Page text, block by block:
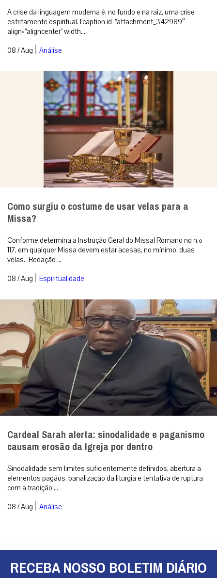
A crise da linguagem moderna é, no fundo e na raiz, uma crise
estritamente espiritual. [caption id=”attachment_342989″
align=”aligncenter” width...
08 / Aug | Análise
Como surgiu o costume de usar velas para a
Missa?
Conforme determina a Instrução Geral do Missal Romano no n.º
117, em qualquer Missa devem estar acesas, no mínimo, duas
velas. Redação ...
08 / Aug | Espiritualidade
Cardeal Sarah alerta: sinodalidade e paganismo
causam erosão da Igreja por dentro
Sinodalidade sem limites suficientemente definidos, abertura a
elementos pagãos, banalização da liturgia e tentativa de ruptura
com a tradição ...
08 / Aug | Análise
RECEBA NOSSO BOLETIM DIÁRIO